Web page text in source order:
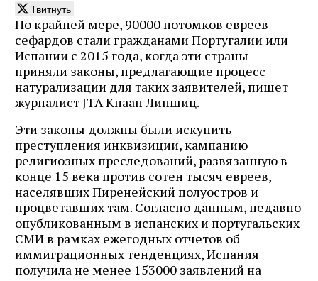
Твитнуть
По крайней мере, 90000 потомков евреев-
сефардов стали гражданами Португалии или
Испании с 2015 года, когда эти страны
приняли законы, предлагающие процесс
натурализации для таких заявителей, пишет
журналист JTA Кнаан Липшиц.
Эти законы должны были искупить
преступления инквизиции, кампанию
религиозных преследований, развязанную в
конце 15 века против сотен тысяч евреев,
населявших Пиренейский полуостров и
процветавших там. Согласно данным, недавно
опубликованным в испанских и португальских
СМИ в рамках ежегодных отчетов об
иммиграционных тенденциях, Испания
получила не менее 153000 заявлений на